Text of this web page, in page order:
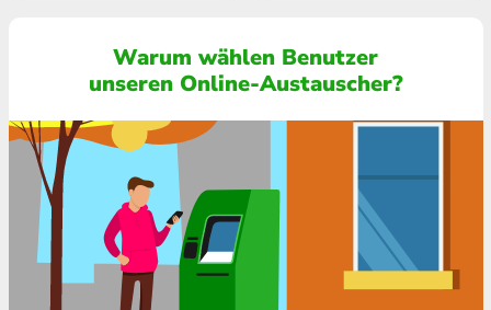
Warum wählen Benutzer
unseren Online-Austauscher?